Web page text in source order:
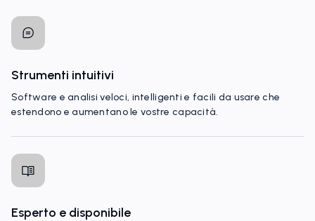
Strumenti intuitivi
Software e analisi veloci, intelligenti e facili da usare che
estendono e aumentano le vostre capacità.
Esperto e disponibile